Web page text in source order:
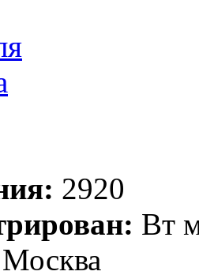
2920
Вт
Москва